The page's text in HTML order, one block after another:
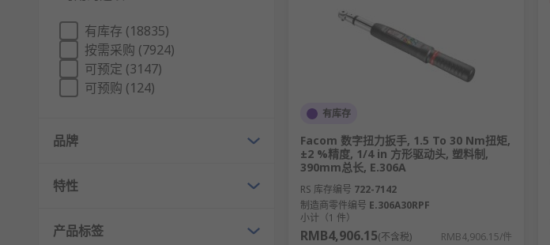
有库存 (18835)
按需采购 (7924)
可预定 (3147)
可预购 (124)
品牌
特性
产品标签
有库存
Facom 数字扭力扳手, 1.5 To 30 Nm扭矩,
±2 %精度, 1/4 in 方形驱动头, 塑料制,
390mm总长, E.306A
RS 库存编号 722-7142
制造商零件编号 E.306A30RPF
小计（1 件）
RMB4,906.15(不含税) RMB4,906.15/件